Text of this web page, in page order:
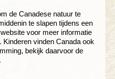
de Canadese natuur te
te slapen tijdens een
voor meer informatie
vinden Canada ook
bekijk daarvoor de
.